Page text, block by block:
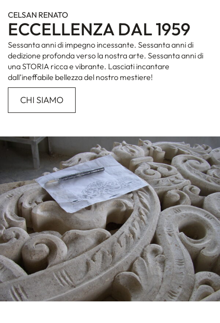
CELSAN RENATO
ECCELLENZA DAL 1959
Sessanta anni di impegno incessante. Sessanta anni di
dedizione profonda verso la nostra arte. Sessanta anni di
una STORIA ricca e vibrante. Lasciati incantare
dall’ineffabile bellezza del nostro mestiere!
CHI SIAMO